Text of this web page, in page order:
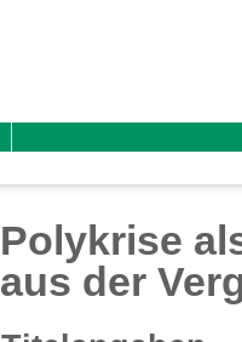
Polykrise
aus der